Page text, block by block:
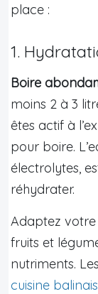
place :
1.
Boire
moins 2 à 3
êtes actif à
pour boire.
électrolytes,
réhydrater.
Adaptez
fruits et
nutriments.
cuisine